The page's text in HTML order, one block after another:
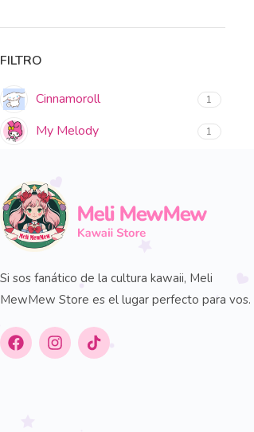
FILTRO
Cinnamoroll 1
My Melody 1
Si sos fanático de la cultura kawaii, Meli
MewMew Store es el lugar perfecto para vos.